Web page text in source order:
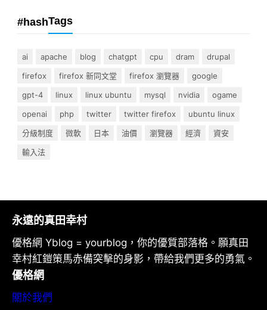
#hashTags
ai apache blog chatgpt cpu dram
drupal
firefox
firefox 新同文堂 firefox 瀏覽器
google
gpt-4
linux linux ubuntu mysql nvidia
ogame
openai
php twitter twitter firefox
ubuntu linux
分級制度
微軟 日本 油價 瀏覽器 經濟
資安
輸入法
永遠的真田幸村
優格網 Yblog = yourblog，你的優質部落格。願真田
幸村紅鎧策馬赤備突擊的身影，帶給我們更多的勇氣。
優格網
關於我們